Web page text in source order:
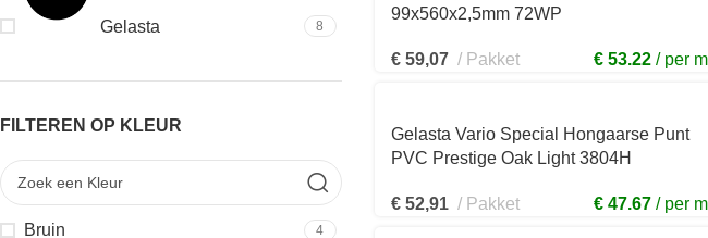
Gelasta 8
FILTEREN OP KLEUR
Bruin 4
99x560x2,5mm 72WP
€59,07 Pakket € 53.22 per
Gelasta Vario Special Hongaarse Punt
PVC Prestige Oak Light 3804H
€52,91 Pakket € 47.67 per